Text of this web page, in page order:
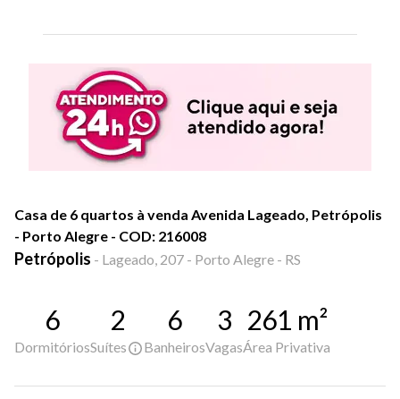
Casa de 6 quartos à venda Avenida Lageado, Petrópolis
- Porto Alegre - COD: 216008
Petrópolis - Lageado, 207 - Porto Alegre - RS
6
Dormitórios
2
Suítes
6
Banheiros
3
Vagas
261 m²
Área Privativa